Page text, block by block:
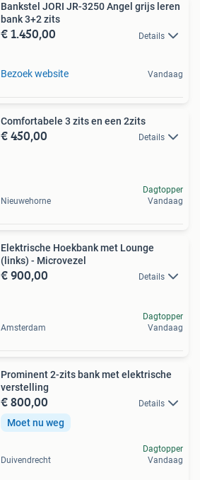
Bankstel JORI JR-3250 Angel grijs leren
bank 3+2 zits
€ 1.450,00 Details
Bezoek website Vandaag
Comfortabele 3 zits en een 2zits
€ 450,00 Details
Nieuwehorne
Dagtopper
Vandaag
Elektrische Hoekbank met Lounge
(links) - Microvezel
€ 900,00 Details
Amsterdam
Dagtopper
Vandaag
Prominent 2-zits bank met elektrische
verstelling
€ 800,00 Details
Moet nu weg
Duivendrecht
Dagtopper
Vandaag